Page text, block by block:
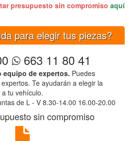
presupuesto sin compromiso aquí
para elegir tus piezas?
663 11 80 41
de expertos. Puedes
Te ayudarán a elegir la
tu vehículo.
de L - V 8.30-14.00 16.00-20.00
sin compromiso